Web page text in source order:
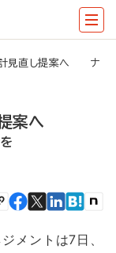
計見直し提案へ ナ
案へ
メントは7日、